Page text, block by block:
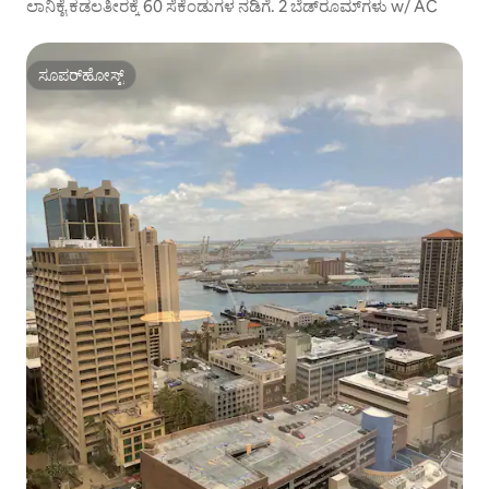
ಲಾನಿಕೈ ಕಡಲತೀರಕ್ಕೆ 60 ಸೆಕೆಂಡುಗಳ ನಡಿಗೆ. 2 ಬೆಡ್‌ರೂಮ್‌ಗಳು w/ AC
ಸೂಪರ್‌ಹೋಸ್ಟ್
ಸೂಪರ್‌ಹೋಸ್ಟ್